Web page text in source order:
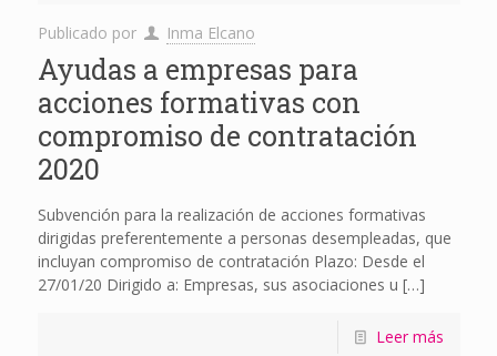
Publicado por Inma Elcano
Ayudas a empresas para
acciones formativas con
compromiso de contratación
2020
Subvención para la realización de acciones formativas
dirigidas preferentemente a personas desempleadas, que
incluyan compromiso de contratación Plazo: Desde el
27/01/20 Dirigido a: Empresas, sus asociaciones u […]
Leer más